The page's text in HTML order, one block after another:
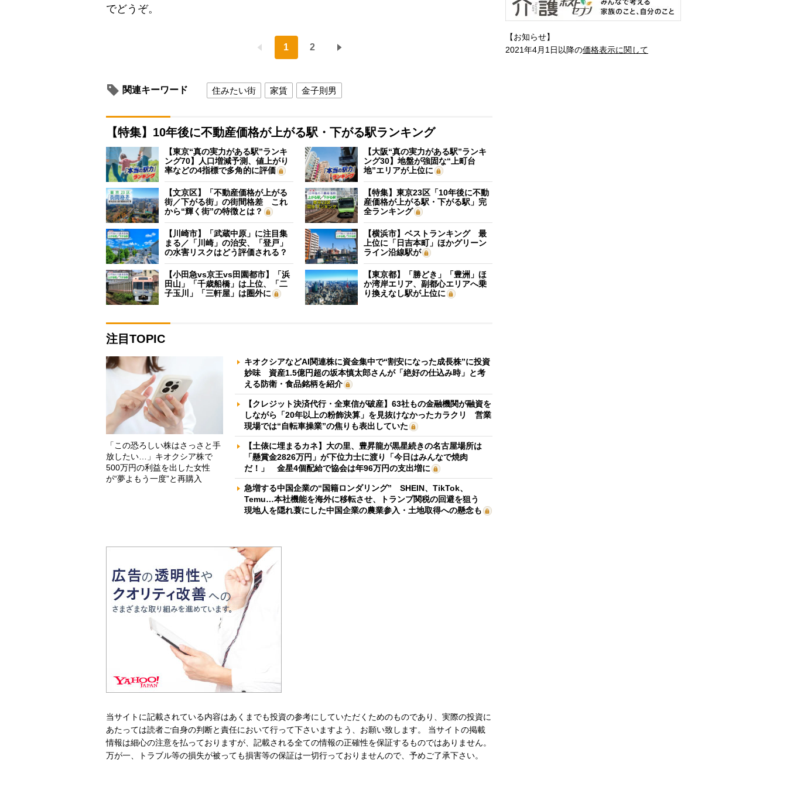
でどうぞ。
1 2
関連キーワード 住みたい街 家賃 金子則男
【特集】10年後に不動産価格が上がる駅・下がる駅ランキング
【東京“真の実力がある駅”ランキ
ング70】人口増減予測、値上がり
率などの4指標で多角的に評価
【大阪“真の実力がある駅”ランキ
ング30】地盤が強固な“上町台
地”エリアが上位に
【文京区】「不動産価格が上がる
街／下がる街」の街間格差 これ
から“輝く街”の特徴とは？
【特集】東京23区「10年後に不動
産価格が上がる駅・下がる駅」完
全ランキング
【川崎市】「武蔵中原」に注目集
まる／「川崎」の治安、「登戸」
の水害リスクはどう評価される？
【横浜市】ベストランキング 最
上位に「日吉本町」ほかグリーン
ライン沿線駅が
【小田急vs京王vs田園都市】「浜
田山」「千歳船橋」は上位、「二
子玉川」「三軒屋」は圏外に
【東京都】「勝どき」「豊洲」ほ
か湾岸エリア、副都心エリアへ乗
り換えなし駅が上位に
注目TOPIC
「この恐ろしい株はさっさと手
放したい…」キオクシア株で
500万円の利益を出した女性
が“夢よもう一度”と再購入
キオクシアなどAI関連株に資金集中で“割安になった成長株”に投資
妙味 資産1.5億円超の坂本慎太郎さんが「絶好の仕込み時」と考
える防衛・食品銘柄を紹介
【クレジット決済代行・全東信が破産】63社もの金融機関が融資を
しながら「20年以上の粉飾決算」を見抜けなかったカラクリ 営業
現場では“自転車操業”の焦りも表出していた
【土俵に埋まるカネ】大の里、豊昇龍が黒星続きの名古屋場所は
「懸賞金2826万円」が下位力士に渡り「今日はみんなで焼肉
だ！」 金星4個配給で協会は年96万円の支出増に
急増する中国企業の“国籍ロンダリング” SHEIN、TikTok、
Temu…本社機能を海外に移転させ、トランプ関税の回避を狙う
現地人を隠れ蓑にした中国企業の農業参入・土地取得への懸念も
当サイトに記載されている内容はあくまでも投資の参考にしていただくためのものであり、実際の投資に
あたっては読者ご自身の判断と責任において行って下さいますよう、お願い致します。 当サイトの掲載
情報は細心の注意を払っておりますが、記載される全ての情報の正確性を保証するものではありません。
万が一、トラブル等の損失が被っても損害等の保証は一切行っておりませんので、予めご了承下さい。
【お知らせ】
2021年4月1日以降の価格表示に関して